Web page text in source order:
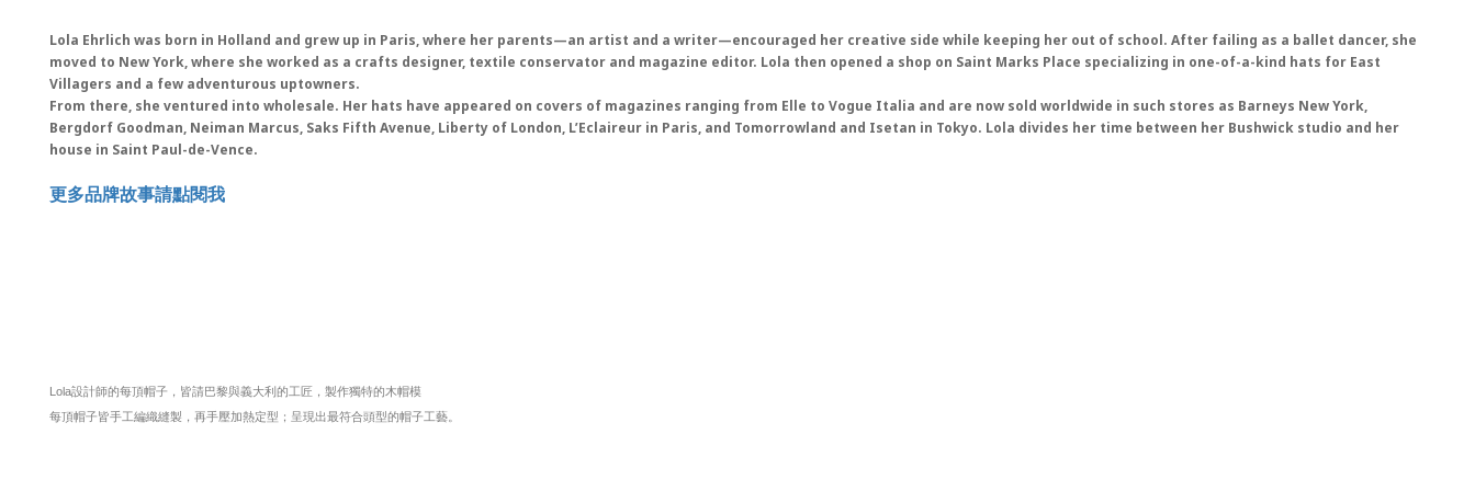
Lola Ehrlich was born in Holland and grew up in Paris, where her parents—an artist and a writer—encouraged her creative side while keeping her out of school. After failing as a ballet dancer, she
moved to New York, where she worked as a crafts designer, textile conservator and magazine editor. Lola then opened a shop on Saint Marks Place specializing in one-of-a-kind hats for East
Villagers and a few adventurous uptowners.
From there, she ventured into wholesale. Her hats have appeared on covers of magazines ranging from Elle to Vogue Italia and are now sold worldwide in such stores as Barneys New York,
Bergdorf Goodman, Neiman Marcus, Saks Fifth Avenue, Liberty of London, L’Eclaireur in Paris, and Tomorrowland and Isetan in Tokyo. Lola divides her time between her Bushwick studio and her
house in Saint Paul-de-Vence.
更多品牌故事請點閱我
Lola設計師的每頂帽子，皆請巴黎與義大利的工匠，製作獨特的木帽模
每頂帽子皆手工編織縫製，再手壓加熱定型；呈現出最符合頭型的帽子工藝。